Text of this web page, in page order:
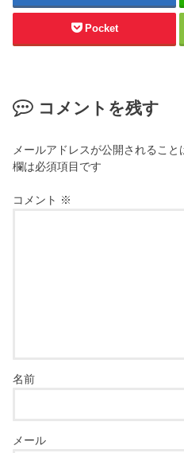
Pocket
コメントを残す
メールアドレスが公開されること
欄は必須項目です
コメント ※
名前
メール